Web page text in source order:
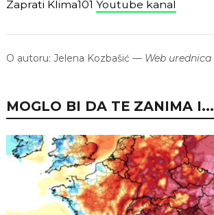
Zaprati Klima101 Youtube kanal
O autoru: Jelena Kozbašić — Web urednica
MOGLO BI DA TE ZANIMA I...